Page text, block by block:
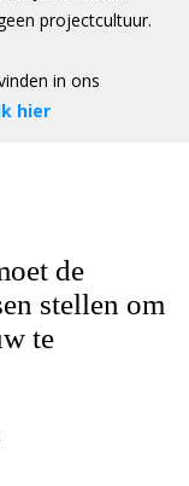
projectcultuur.
in ons
hier
de
stellen om
te